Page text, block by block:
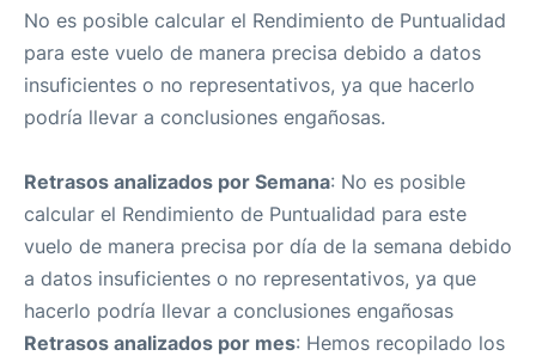
No es posible calcular el Rendimiento de Puntualidad
para este vuelo de manera precisa debido a datos
insuficientes o no representativos, ya que hacerlo
podría llevar a conclusiones engañosas.
Retrasos analizados por Semana: No es posible
calcular el Rendimiento de Puntualidad para este
vuelo de manera precisa por día de la semana debido
a datos insuficientes o no representativos, ya que
hacerlo podría llevar a conclusiones engañosas
Retrasos analizados por mes: Hemos recopilado los